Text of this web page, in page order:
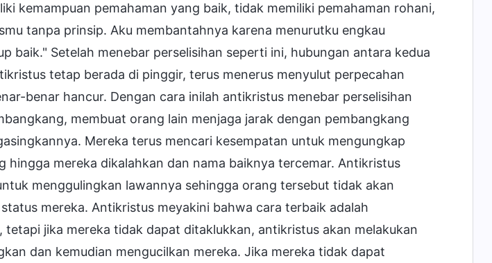
kemampuan pemahaman yang baik, tidak memiliki pemahaman rohani,
tanpa prinsip. Aku membantahnya karena menurutku engkau
baik." Setelah menebar perselisihan seperti ini, hubungan antara kedua
tetap berada di pinggir, terus menerus menyulut perpecahan
benar hancur. Dengan cara inilah antikristus menebar perselisihan
membuat orang lain menjaga jarak dengan pembangkang
Mereka terus mencari kesempatan untuk mengungkap
hingga mereka dikalahkan dan nama baiknya tercemar. Antikristus
menggulingkan lawannya sehingga orang tersebut tidak akan
mereka. Antikristus meyakini bahwa cara terbaik adalah
tetapi jika mereka tidak dapat ditaklukkan, antikristus akan melakukan
dan kemudian mengucilkan mereka. Jika mereka tidak dapat